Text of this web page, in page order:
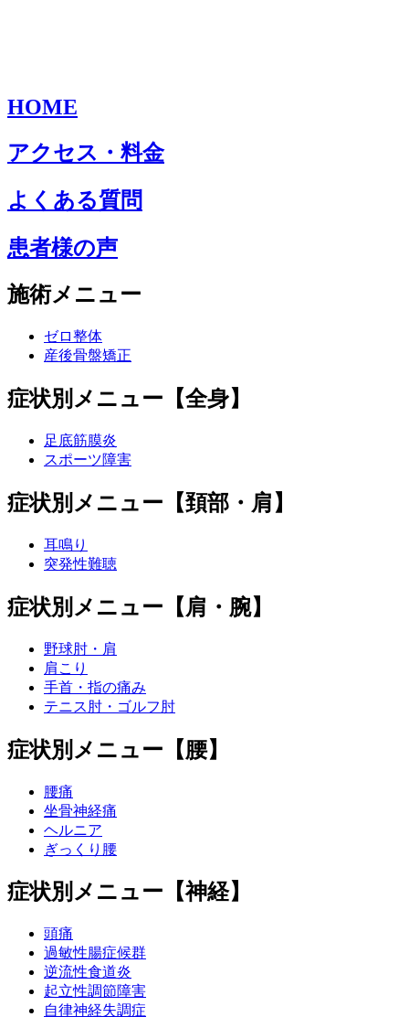
HOME
アクセス・料金
よくある質問
患者様の声
施術メニュー
ゼロ整体
産後骨盤矯正
症状別メニュー【全身】
足底筋膜炎
スポーツ障害
症状別メニュー【頚部・肩】
耳鳴り
突発性難聴
症状別メニュー【肩・腕】
野球肘・肩
肩こり
手首・指の痛み
テニス肘・ゴルフ肘
症状別メニュー【腰】
腰痛
坐骨神経痛
ヘルニア
ぎっくり腰
症状別メニュー【神経】
頭痛
過敏性腸症候群
逆流性食道炎
起立性調節障害
自律神経失調症